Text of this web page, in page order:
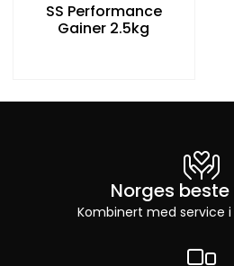
SS Performance
Gainer 2.5kg
Norges
Kombinert med service i